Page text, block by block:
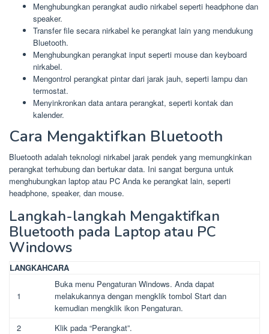
Menghubungkan perangkat audio nirkabel seperti headphone dan
speaker.
Transfer file secara nirkabel ke perangkat lain yang mendukung
Bluetooth.
Menghubungkan perangkat input seperti mouse dan keyboard
nirkabel.
Mengontrol perangkat pintar dari jarak jauh, seperti lampu dan
termostat.
Menyinkronkan data antara perangkat, seperti kontak dan
kalender.
Cara Mengaktifkan Bluetooth
Bluetooth adalah teknologi nirkabel jarak pendek yang memungkinkan
perangkat terhubung dan bertukar data. Ini sangat berguna untuk
menghubungkan laptop atau PC Anda ke perangkat lain, seperti
headphone, speaker, dan mouse.
Langkah-langkah Mengaktifkan
Bluetooth pada Laptop atau PC
Windows
LANGKAHCARA
1
Buka menu Pengaturan Windows. Anda dapat
melakukannya dengan mengklik tombol Start dan
kemudian mengklik ikon Pengaturan.
2
Klik pada “Perangkat”.